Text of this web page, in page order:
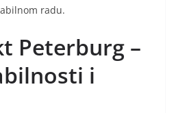
radu.
Peterburg –
i